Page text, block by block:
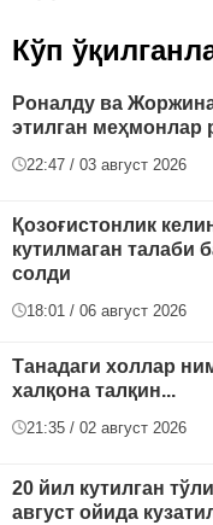
Кўп
Роналду ва
этилган меҳмонлар
22:47 / 03 август 2026
Қозоғистонлик
кутилмаган талаби
солди
18:01 / 06 август 2026
Танадаги холлар
халқона талқин...
21:35 / 02 август 2026
20 йил кутилган
август ойида